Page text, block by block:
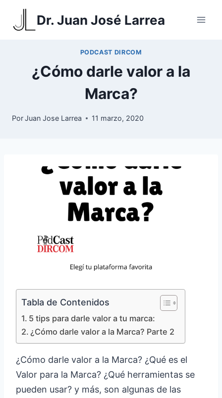
Saltar
Dr. Juan José Larrea
PODCAST DIRCOM
¿Cómo darle valor a la
Marca?
PorJuan Jose Larrea 11 marzo, 2020
Tabla de Contenidos
5 tips para darle valor a tu marca:
¿Cómo darle valor a la Marca? Parte 2
¿Cómo darle valor a la Marca? ¿Qué es el
Valor para la Marca? ¿Qué herramientas se
pueden usar? y más, son algunas de las